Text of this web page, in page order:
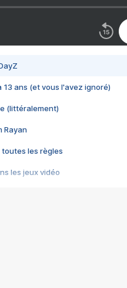
13 ans (et vous l'avez ignoré)
(littéralement)
Rayan
toutes les règles
les jeux vidéo